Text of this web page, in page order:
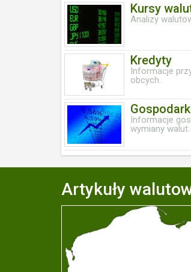
Kursy
Analizy
Kredyty
Informacje
obcych.
Informacje
wymiany walut.
Artykuły